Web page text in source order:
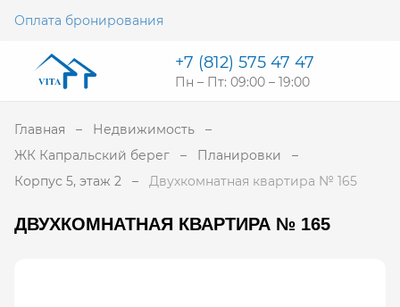
Оплата бронирования
+7 (812) 575 47 47
Пн – Пт: 09:00 – 19:00
Главная
Недвижимость
ЖК Капральский берег
Планировки
Корпус 5, этаж 2
Двухкомнатная квартира № 165
ДВУХКОМНАТНАЯ КВАРТИРА № 165